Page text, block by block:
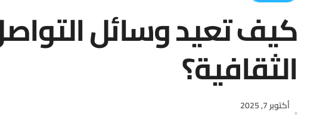
كيف تعيد وسائل
الثقافية؟
أكتوبر 7, 2025